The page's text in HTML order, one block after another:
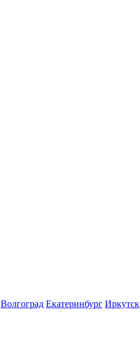
Волгоград Екатеринбург Иркутск